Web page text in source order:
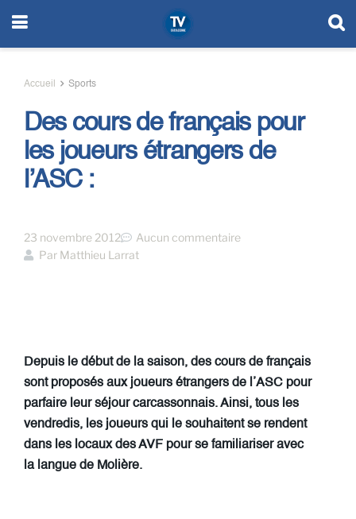
Accueil Sports
Des cours de français pour
les joueurs étrangers de
l’ASC :
23 novembre 2012
Aucun commentaire
Par Matthieu Larrat
Depuis le début de la saison, des cours de français
sont proposés aux joueurs étrangers de l’ASC pour
parfaire leur séjour carcassonnais. Ainsi, tous les
vendredis, les joueurs qui le souhaitent se rendent
dans les locaux des AVF pour se familiariser avec
la langue de Molière.